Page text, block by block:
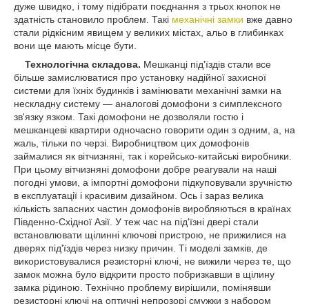
дуже швидко, і тому підібрати поєднання з трьох кнопок не
здатність становило проблем. Такі механічні замки вже давно
стали рідкісним явищем у великих містах, альо в глибинках
вони ще мають місце бути.
Технологічна складова. Мешканці під'їздів стали все
більше замислюватися про установку надійної захисної
системи для їхніх будинків і замінювати механічні замки на
нескладну систему ― аналогові домофони з симплексного
зв'язку язком. Такі домофони не дозволяли гостю і
мешканцеві квартири одночасно говорити один з одним, а, на
жаль, тільки по черзі. Виробництвом цих домофонів
займалися як вітчизняні, так і корейсько-китайські виробники.
При цьому вітчизняні домофони добре реагували на наші
погодні умови, а імпортні домофони підкуповували зручністю
в експлуатації і красивим дизайном. Ось і зараз велика
кількість запасних частин домофонів виробляються в країнах
Південно-Східної Азії. У теж час на під'їзні двері стали
встановлювати щілинні ключові пристрою, не прижилися на
дверях під'їздів через низку причин. Ті моделі замків, де
використовувалися резисторні ключі, не вижили через те, що
замок можна було відкрити просто побризкавши в щілину
замка рідиною. Технічно проблему вирішили, помінявши
резисторні ключі на оптичні непрозорі смужки з набором